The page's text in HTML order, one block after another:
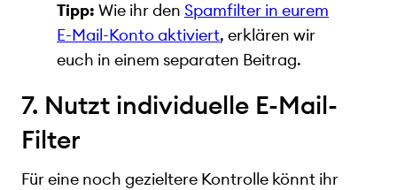
Tipp: Wie ihr den Spamfilter in eurem
E-Mail-Konto aktiviert, erklären wir
euch in einem separaten Beitrag.
7. Nutzt individuelle E-Mail-
Filter
Für eine noch gezieltere Kontrolle könnt ihr